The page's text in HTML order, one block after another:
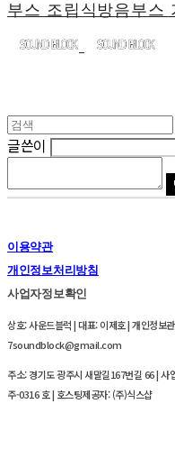
부스 조립식방음부스
글쓴이
이용약관
개인정보처리방침
사업자정보확인
상호: 사운드블럭 | 대표: 이제호 | 개인정보
7soundblock@gmail.com
주소: 경기도 광주시 새말길167번길 66 | 사
주-0316 호| 호스팅제공자: (주)식스샵